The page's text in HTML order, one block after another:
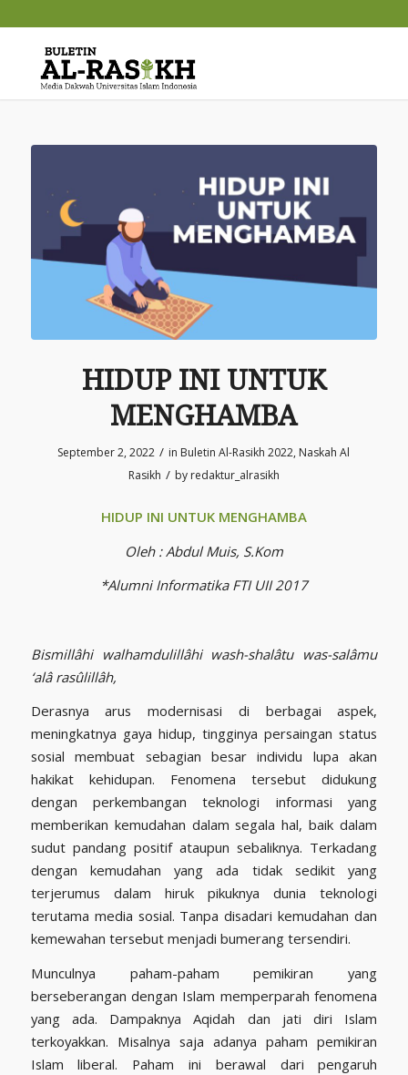
HIDUP INI UNTUK
MENGHAMBA
September 2, 2022 / in Buletin Al-Rasikh 2022, Naskah Al
Rasikh / by redaktur_alrasikh
HIDUP INI UNTUK MENGHAMBA
Oleh : Abdul Muis, S.Kom
*Alumni Informatika FTI UII 2017
Bismillâhi walhamdulillâhi wash-shalâtu was-salâmu
‘alâ rasûlillâh,
Derasnya arus modernisasi di berbagai aspek,
meningkatnya gaya hidup, tingginya persaingan status
sosial membuat sebagian besar individu lupa akan
hakikat kehidupan. Fenomena tersebut didukung
dengan perkembangan teknologi informasi yang
memberikan kemudahan dalam segala hal, baik dalam
sudut pandang positif ataupun sebaliknya. Terkadang
dengan kemudahan yang ada tidak sedikit yang
terjerumus dalam hiruk pikuknya dunia teknologi
terutama media sosial. Tanpa disadari kemudahan dan
kemewahan tersebut menjadi bumerang tersendiri.
Munculnya paham-paham pemikiran yang
berseberangan dengan Islam memperparah fenomena
yang ada. Dampaknya Aqidah dan jati diri Islam
terkoyakkan. Misalnya saja adanya paham pemikiran
Islam liberal. Paham ini berawal dari pengaruh